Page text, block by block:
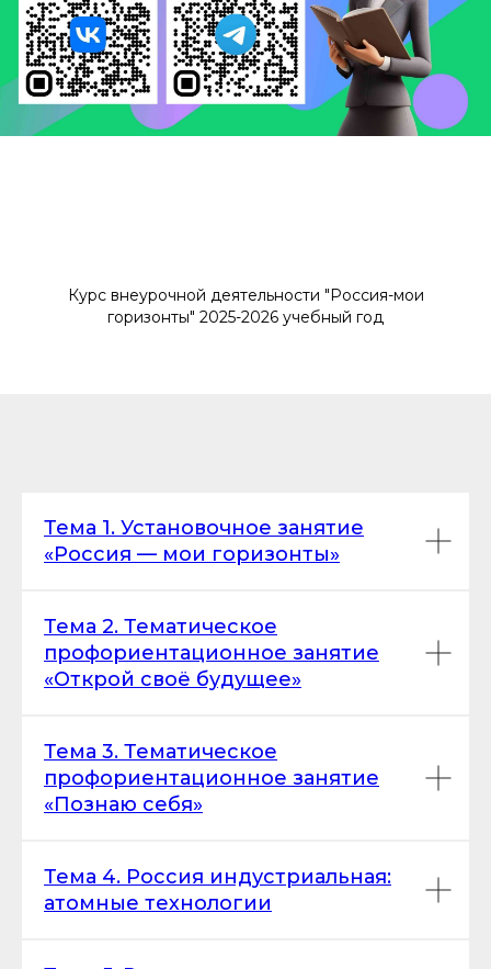
Курс внеурочной деятельности "Россия-мои
горизонты" 2025-2026 учебный год
Тема 1. Установочное занятие
«Россия — мои горизонты»
Тема 2. Тематическое
профориентационное занятие
«Открой своё будущее»
Тема 3. Тематическое
профориентационное занятие
«Познаю себя»
Тема 4. Россия индустриальная:
атомные технологии